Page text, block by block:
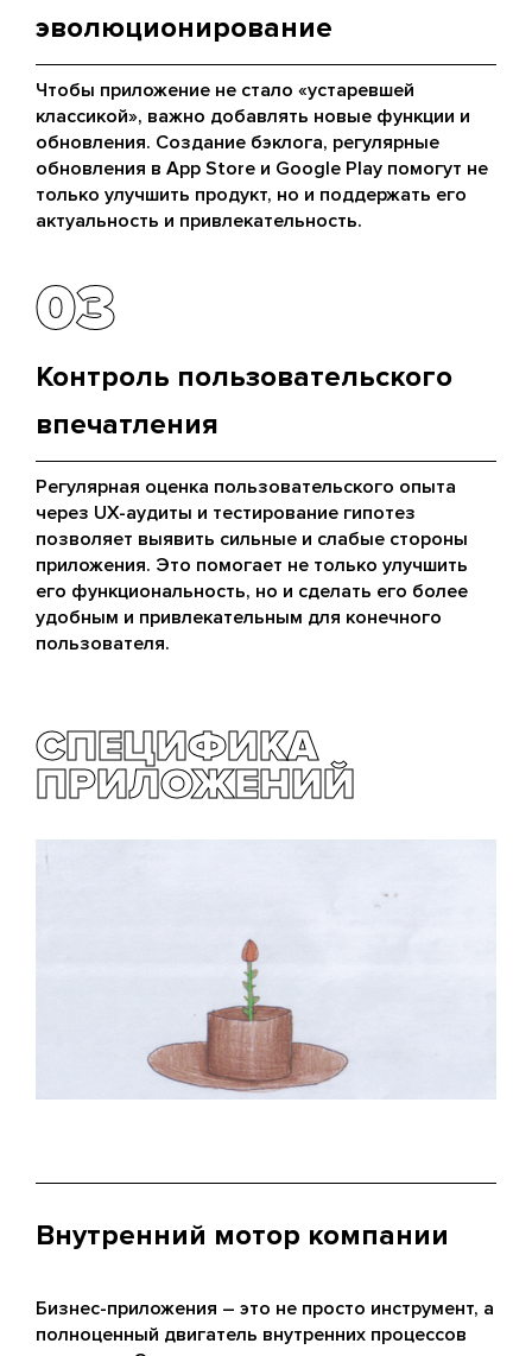
эволюционирование
Чтобы приложение не стало «устаревшей
классикой», важно добавлять новые функции и
обновления. Создание бэклога, регулярные
обновления в App Store и Google Play помогут не
только улучшить продукт, но и поддержать его
актуальность и привлекательность.
03
03
Контроль пользовательского
впечатления
Регулярная оценка пользовательского опыта
через UX-аудиты и тестирование гипотез
позволяет выявить сильные и слабые стороны
приложения. Это помогает не только улучшить
его функциональность, но и сделать его более
удобным и привлекательным для конечного
пользователя.
СПЕЦИФИКА
ПРИЛОЖЕНИЙ
Внутренний мотор компании
Бизнес-приложения – это не просто инструмент, а
полноценный двигатель внутренних процессов